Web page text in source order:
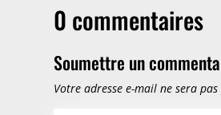
0 commentaires
Soumettre un
Votre adresse e-mail ne sera pas